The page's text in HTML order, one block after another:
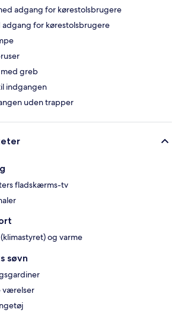
adgang for kørestolsbrugere
adgang for kørestolsbrugere
greb
indgangen
uden trapper
fladskærms-tv
og varme
søvn
værelser